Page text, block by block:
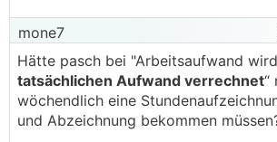
„Geschätzer Aufwand 200
Nebensatz „Arbeitsaufwand wird
tatsächlichen Aufwand verrechnet“.
Also wenn das so im Vertrag steht
mone7
Hätte pasch bei "Arbeitsaufwand wird
tatsächlichen Aufwand verrechnet“
wöchendlich eine
und Abzeichnung bekommen